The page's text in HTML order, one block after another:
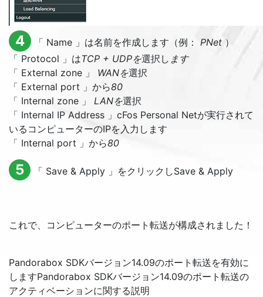
4 「 Name」は名前を作成します（例： PNet）
「 Protocol 」はTCP + UDPを選択し ます
「 External zone 」 WANを選択
「 External port 」から80
「 Internal zone 」 LANを選択
「 Internal IP Address 」cFos Personal Netが実行されて
いるコンピューターのIPを入力します
「 Internal port 」から80
5 「 Save & Apply」をクリックしSave & Apply
これで、コンピューターのポート転送が構成されました！
Pandorabox SDKバージョン14.09のポート転送を有効に
しますPandorabox SDKバージョン14.09のポート転送の
アクティベーションに関する説明